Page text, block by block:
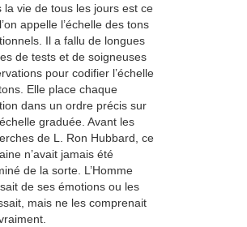
la vie de tous les jours est ce
appelle l’échelle des tons
Il a fallu de longues
de tests et de soigneuses
pour codifier l’échelle
Elle place chaque
dans un ordre précis sur
graduée. Avant les
de L. Ron Hubbard, ce
n’avait jamais été
de la sorte. L’Homme
de ses émotions ou les
mais ne les comprenait